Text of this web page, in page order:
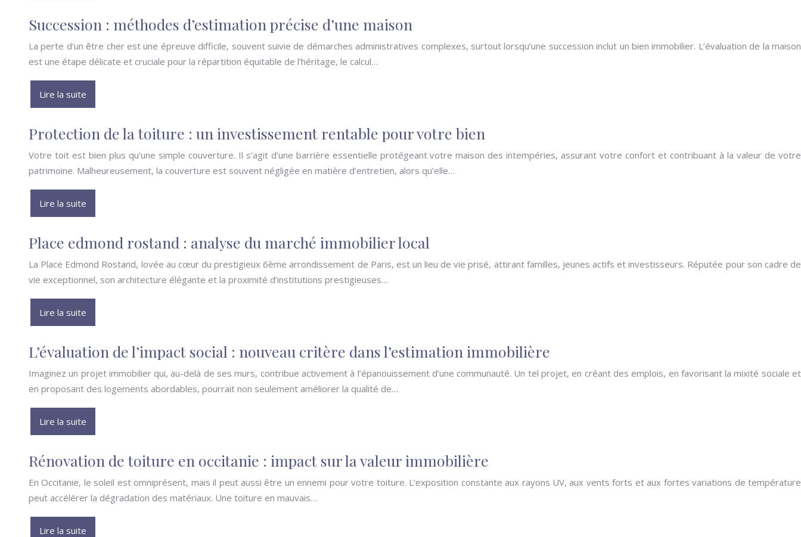
Succession : méthodes d’estimation précise d’une maison
La perte d’un être cher est une épreuve difficile, souvent suivie de démarches administratives complexes, surtout lorsqu’une succession inclut un bien immobilier. L’évaluation de la maison
est une étape délicate et cruciale pour la répartition équitable de l’héritage, le calcul…
Lire la suite
Protection de la toiture : un investissement rentable pour votre bien
Votre toit est bien plus qu’une simple couverture. Il s’agit d’une barrière essentielle protégeant votre maison des intempéries, assurant votre confort et contribuant à la valeur de votre
patrimoine. Malheureusement, la couverture est souvent négligée en matière d’entretien, alors qu’elle…
Lire la suite
Place edmond rostand : analyse du marché immobilier local
La Place Edmond Rostand, lovée au cœur du prestigieux 6ème arrondissement de Paris, est un lieu de vie prisé, attirant familles, jeunes actifs et investisseurs. Réputée pour son cadre de
vie exceptionnel, son architecture élégante et la proximité d’institutions prestigieuses…
Lire la suite
L’évaluation de l’impact social : nouveau critère dans l’estimation immobilière
Imaginez un projet immobilier qui, au-delà de ses murs, contribue activement à l’épanouissement d’une communauté. Un tel projet, en créant des emplois, en favorisant la mixité sociale et
en proposant des logements abordables, pourrait non seulement améliorer la qualité de…
Lire la suite
Rénovation de toiture en occitanie : impact sur la valeur immobilière
En Occitanie, le soleil est omniprésent, mais il peut aussi être un ennemi pour votre toiture. L’exposition constante aux rayons UV, aux vents forts et aux fortes variations de température
peut accélérer la dégradation des matériaux. Une toiture en mauvais…
Lire la suite